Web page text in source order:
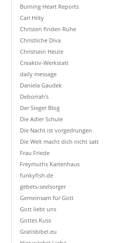
Burning Heart Reports
Carl Hilty
Christen finden Ruhe
Christliche Diva
Christsein Heute
Creaktiv-Werkstatt
daily message
Daniela Gaudek
Deborrah's
Der Sieger Blog
Die Adler Schule
Die Nacht ist vorgedrungen
Die Welt macht dich nicht satt
Frau Friede
Freymuths Kartenhaus
funkyfish.de
gebets-seelsorger
Gemeinsam für Gott
Gott liebt uns
Gottes Kuss
Gratisbibel.eu